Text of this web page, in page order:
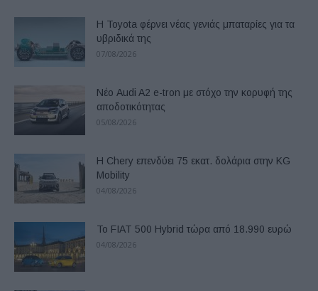
Η Toyota φέρνει νέας γενιάς μπαταρίες για τα
υβριδικά της
07/08/2026
Νέο Audi A2 e-tron με στόχο την κορυφή της
αποδοτικότητας
05/08/2026
Η Chery επενδύει 75 εκατ. δολάρια στην KG
Mobility
04/08/2026
Το FIAT 500 Hybrid τώρα από 18.990 ευρώ
04/08/2026